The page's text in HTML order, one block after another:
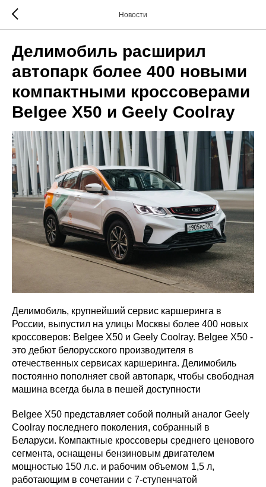
Новости
Делимобиль расширил
автопарк более 400 новыми
компактными кроссоверами
Belgee X50 и Geely Coolray
Делимобиль, крупнейший сервис каршеринга в
России, выпустил на улицы Москвы более 400 новых
кроссоверов: Belgee X50 и Geely Coolray. Belgee X50 -
это дебют белорусского производителя в
отечественных сервисах каршеринга. Делимобиль
постоянно пополняет свой автопарк, чтобы свободная
машина всегда была в пешей доступности
Belgee X50 представляет собой полный аналог Geely
Coolray последнего поколения, собранный в
Беларуси. Компактные кроссоверы среднего ценового
сегмента, оснащены бензиновым двигателем
мощностью 150 л.с. и рабочим объемом 1,5 л,
работающим в сочетании с 7-ступенчатой